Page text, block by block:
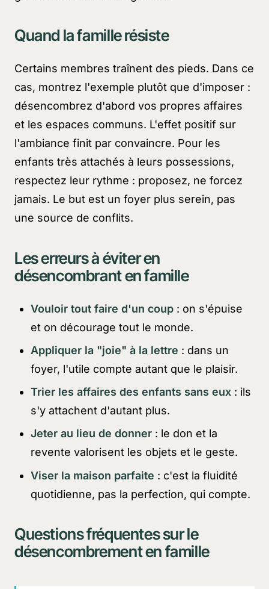
Quand la famille résiste
Certains membres traînent des pieds. Dans ce
cas, montrez l'exemple plutôt que d'imposer :
désencombrez d'abord vos propres affaires
et les espaces communs. L'effet positif sur
l'ambiance finit par convaincre. Pour les
enfants très attachés à leurs possessions,
respectez leur rythme : proposez, ne forcez
jamais. Le but est un foyer plus serein, pas
une source de conflits.
Les erreurs à éviter en
désencombrant en famille
Vouloir tout faire d'un coup : on s'épuise
et on décourage tout le monde.
Appliquer la "joie" à la lettre : dans un
foyer, l'utile compte autant que le plaisir.
Trier les affaires des enfants sans eux : ils
s'y attachent d'autant plus.
Jeter au lieu de donner : le don et la
revente valorisent les objets et le geste.
Viser la maison parfaite : c'est la fluidité
quotidienne, pas la perfection, qui compte.
Questions fréquentes sur le
désencombrement en famille